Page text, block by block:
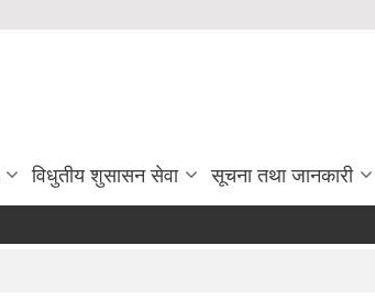
विधुतीय शुसासन सेवा सूचना तथा जानकारी